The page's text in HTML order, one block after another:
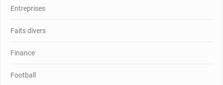
Entreprises
Faits divers
Finance
Football